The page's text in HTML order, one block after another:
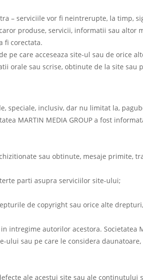
– serviciile vor fi neintrerupte, la timp,
produse, servicii, informatii sau altor
fi corectata.
pe care acceseaza site-ul sau de orice
orale sau scrise, obtinute de la site sau
speciale, inclusiv, dar nu limitat la,
MARTIN MEDIA GROUP a fost
sau obtinute, mesaje primite,
parti asupra serviciilor site-ului;
de copyright sau orice alte
autorilor acestora. Societatea
sau pe care le considera
ale acestui site sau ale continutului